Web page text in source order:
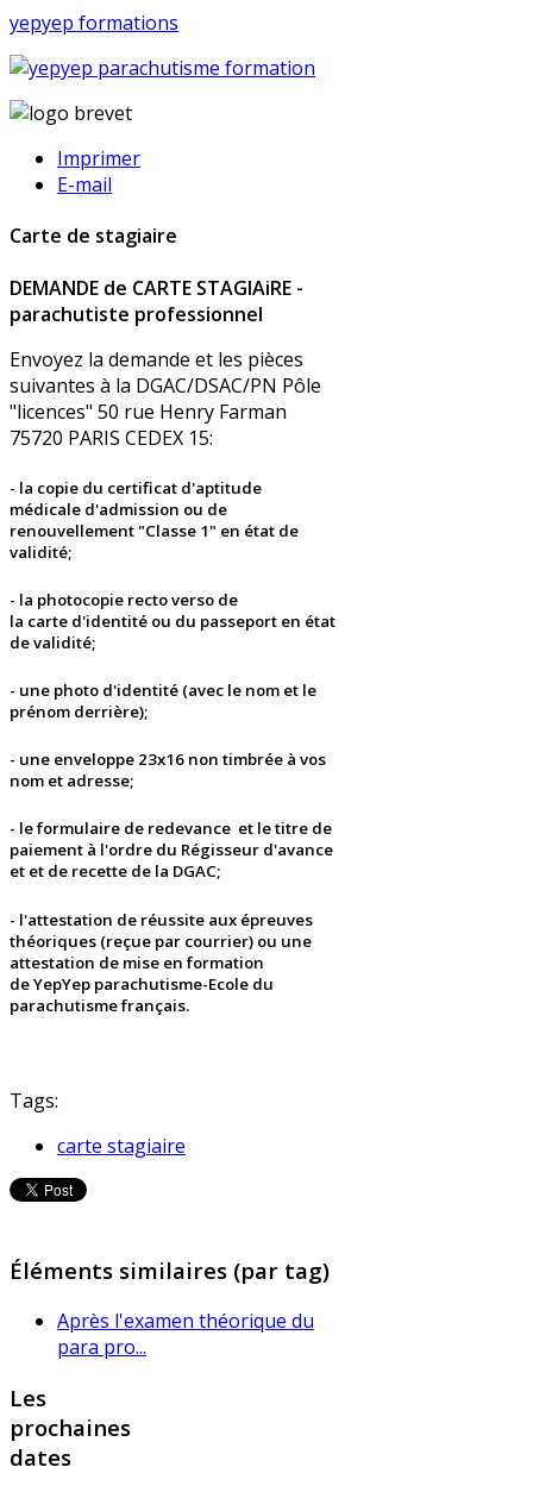
yepyep formations
Imprimer
E-mail
Carte de stagiaire
DEMANDE de CARTE STAGIAiRE -
parachutiste professionnel
Envoyez la demande et les pièces
suivantes à la DGAC/DSAC/PN Pôle
"licences" 50 rue Henry Farman
75720 PARIS CEDEX 15:
- la copie du certificat d'aptitude
médicale d'admission ou de
renouvellement "Classe 1" en état de
validité;
- la photocopie recto verso de
la carte d'identité ou du passeport en état
de validité;
- une photo d'identité (avec le nom et le
prénom derrière);
- une enveloppe 23x16 non timbrée à vos
nom et adresse;
- le formulaire de redevance et le titre de
paiement à l'ordre du Régisseur d'avance
et et de recette de la DGAC;
- l'attestation de réussite aux épreuves
théoriques (reçue par courrier) ou une
attestation de mise en formation
deYepYep parachutisme-Ecole du
parachutisme français.
Tags:
carte stagiaire
Éléments similaires (par tag)
Après l'examen théorique du
para pro...
Les
prochaines
dates